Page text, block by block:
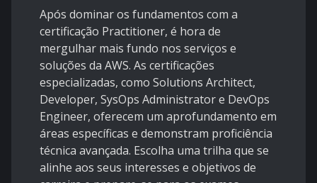
Após dominar os fundamentos com a
certificação Practitioner, é hora de
mergulhar mais fundo nos serviços e
soluções da AWS. As certificações
especializadas, como Solutions Architect,
Developer, SysOps Administrator e DevOps
Engineer, oferecem um aprofundamento em
áreas específicas e demonstram proficiência
técnica avançada. Escolha uma trilha que se
alinhe aos seus interesses e objetivos de